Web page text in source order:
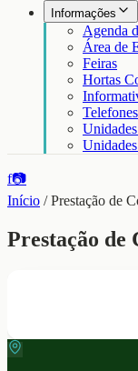
Informações
Agenda
Área de
Feiras
Hortas
f📷
Início /Prestação de
Prestação de